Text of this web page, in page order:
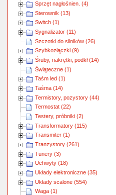
Sprzęt nagłośnien. (4)
Sterownik (13)
Switch (1)
Sygnalizator (11)
Szczotki do silników (26)
Szybkozłączki (9)
Śruby, nakrętki, podkł (14)
Świąteczne (1)
Taśm led (1)
Taśma (14)
Termistory, pozystory (44)
Termostat (22)
Testery, próbniki (2)
Transformatory (115)
Transmiter (1)
Tranzystory (261)
Tunery (3)
Uchwyty (18)
Układy elektroniczne (35)
Układy scalone (554)
Waga (1)